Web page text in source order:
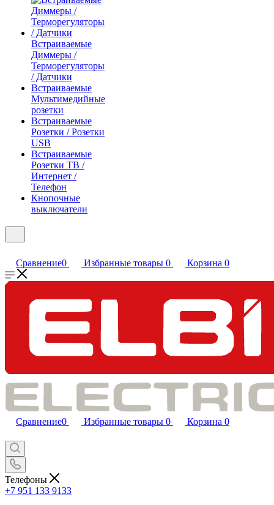
Встраиваемые
Диммеры /
Терморегуляторы
/ Датчики
Встраиваемые
Мультимедийные
розетки
Встраиваемые
Розетки / Розетки
USB
Встраиваемые
Розетки ТВ /
Интернет /
Телефон
Кнопочные
выключатели
Сравнение0 Избранные товары 0 Корзина 0
Сравнение0 Избранные товары 0 Корзина 0
Телефоны
+7 951 133 9133